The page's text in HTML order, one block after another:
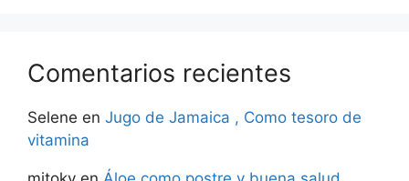
Comentarios recientes
Selene en Jugo de Jamaica , Como tesoro de
vitamina